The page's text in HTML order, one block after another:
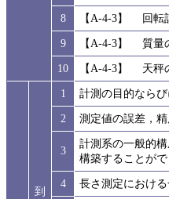
8
【A-4-3】 回転
9
【A-4-3】 質量
10
【A-4-3】 天秤
到
1
計測の目的なら
2
測定値の誤差，
3
計測系の一般的
構築することがで
4
長さ測定におけ